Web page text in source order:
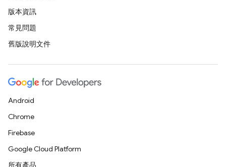
版本資訊
常見問題
舊版說明文件
Android
Chrome
Firebase
Google Cloud Platform
所有產品